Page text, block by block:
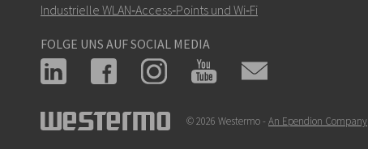
Industrielle WLAN‑Access‑Points und Wi‑Fi
FOLGE UNS AUF SOCIAL MEDIA
© 2026 Westermo - An Ependion Company